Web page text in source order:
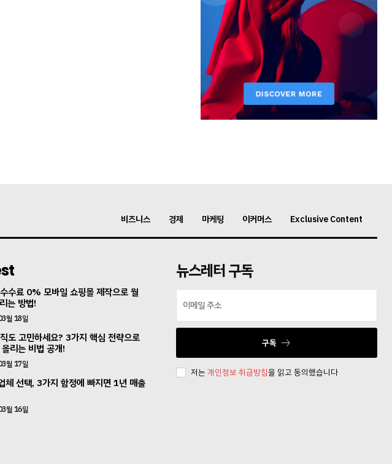
비즈니스 경제 마케팅 이커머스 Exclusive Content
수료 0% 모바일 쇼핑몰 제작으로 월
는 방법!
월 18일
도 고민하세요? 3가지 핵심 전략으로
리는 비법 공개!
월 17일
체 선택, 3가지 함정에 빠지면 1년 매출
월 16일
뉴스레터 구독
구독
저는 개인정보 취급방침을 읽고 동의했습니다